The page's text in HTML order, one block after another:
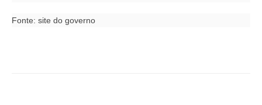
Fonte: site do governo